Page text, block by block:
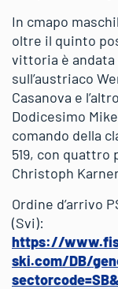
In cmapo
oltre il quinto
vittoria è andata
sull’austriaco
Casanova e
Dodicesimo
comando della
519, con quattro
Christoph
Ordine d’arrivo
(Svi):
https://
ski.com/DB/